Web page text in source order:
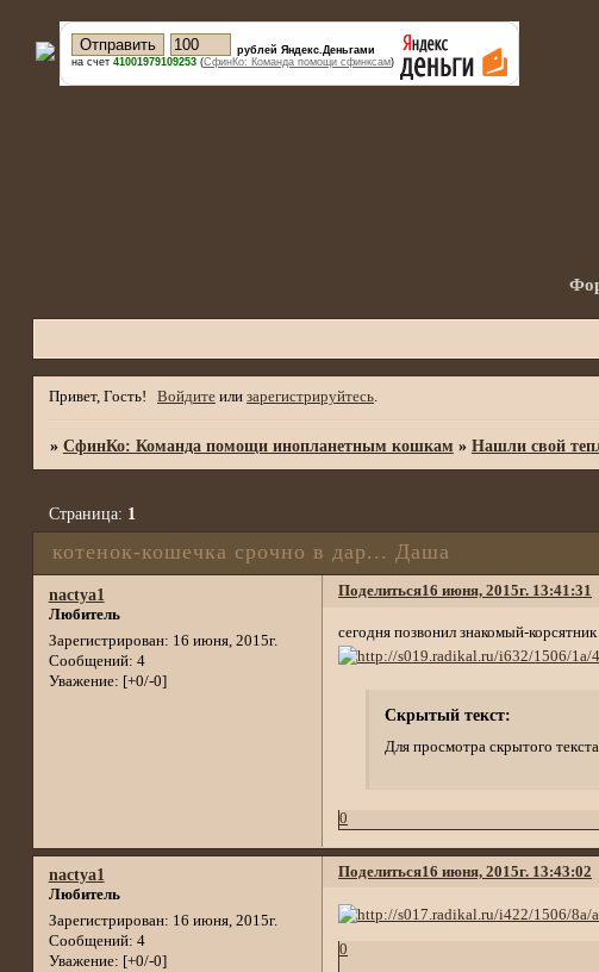
рублей Яндекс.Деньгами
на счет 41001979109253(СфинКо: Команда помощи сфинксам)
Привет, Гость! Войдите или зарегистрируйтесь.
» СфинКо: Команда помощи инопланетным кошкам » Нашли свой
котенок-кошечка срочно в дар... Даша
Страница: 1
Поделиться16 июня, 2015г. 13:41:31
nactya1
Любитель
Зарегистрирован: 16 июня, 2015г.
Сообщений: 4
Уважение: [+0/-0]
сегодня позвонил знакомый-
Скрытый текст:
Для просмотра скрытого
0
Поделиться16 июня, 2015г. 13:43:02
nactya1
Любитель
Зарегистрирован: 16 июня, 2015г.
Сообщений: 4
Уважение: [+0/-0]
0